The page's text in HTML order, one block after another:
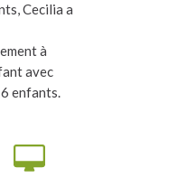
Cecilia a
à
avec
enfants.